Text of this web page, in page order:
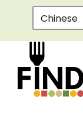
内
Chinese